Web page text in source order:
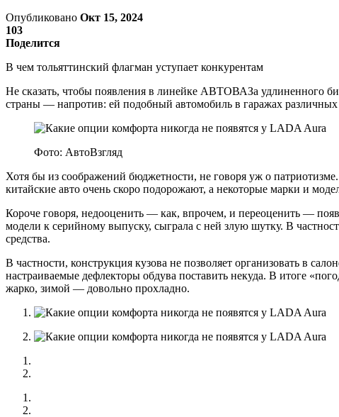
Опубликовано Окт 15, 2024
103
Поделится
В чем тольяттинский флагман уступает конкурентам
Не сказать, чтобы появления в линейке АВТОВАЗа удлиненного
страны — напротив: ей подобный автомобиль в гаражах
Фото: АвтоВзгляд
Хотя бы из соображений бюджетности, не говоря уж о
китайские авто очень скоро подорожают, а некоторые марки и
Короче говоря, недооценить — как, впрочем, и переоценить —
модели к серийному выпуску, сыграла с ней злую шутку. В
средства.
В частности, конструкция кузова не позволяет организовать в
настраиваемые дефлекторы обдува поставить некуда. В итоге
жарко, зимой — довольно прохладно.